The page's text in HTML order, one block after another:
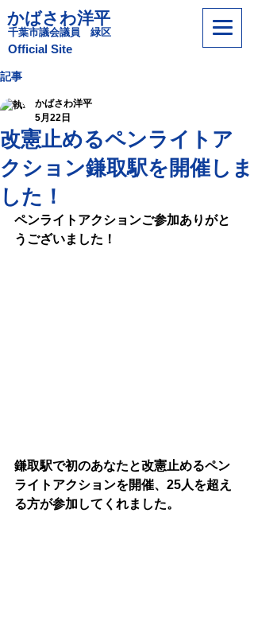
かばさわ洋平
​千葉市議会議員 緑区
​Official Site
記事
改憲止めるペンライトア
クション鎌取駅を開催しま
した！
かばさわ洋平
5月22日
ペンライトアクションご参加ありがと
うございました！
鎌取駅で初のあなたと改憲止めるペン
ライトアクションを開催、25人を超え
る方が参加してくれました。